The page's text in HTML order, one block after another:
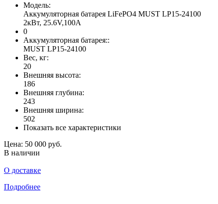
Модель:
Аккумуляторная батарея LiFePO4 MUST LP15-24100
2кВт, 25.6V,100А
0
Аккумуляторная батарея::
MUST LP15-24100
Вес, кг:
20
Внешняя высота:
186
Внешняя глубина:
243
Внешняя ширина:
502
Показать все характеристики
Цена: 50 000 руб.
В наличии
О доставке
Подробнее